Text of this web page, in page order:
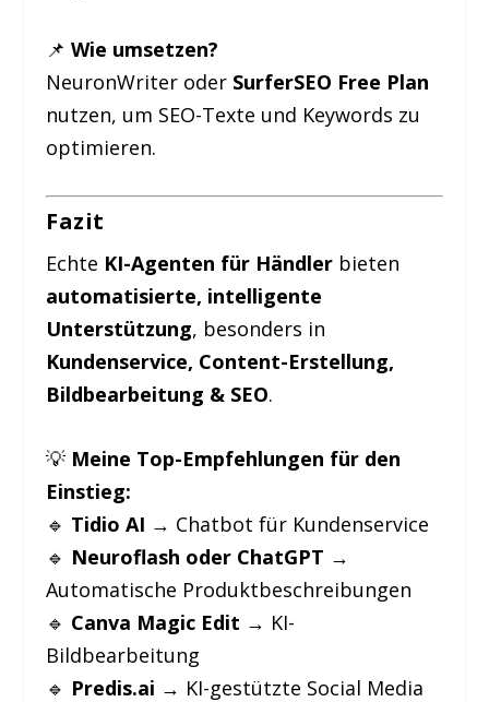
📌Wie umsetzen?
NeuronWriter oder SurferSEO Free Plan
nutzen, um SEO-Texte und Keywords zu
optimieren.
Fazit
Echte KI-Agenten für Händler bieten
automatisierte, intelligente
Unterstützung, besonders in
Kundenservice, Content-Erstellung,
Bildbearbeitung & SEO.
💡 Meine Top-Empfehlungen für den
Einstieg:
🔹 Tidio AI → Chatbot für Kundenservice
🔹 Neuroflash oder ChatGPT →
Automatische Produktbeschreibungen
🔹 Canva Magic Edit → KI-
Bildbearbeitung
🔹 Predis.ai → KI-gestützte Social Media